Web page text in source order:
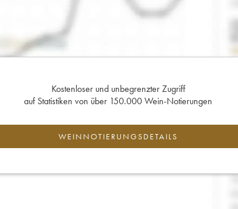
Kostenloser und unbegrenzter Zugriff
auf Statistiken von über 150.000 Wein-Notierungen
WEINNOTIERUNGSDETAILS